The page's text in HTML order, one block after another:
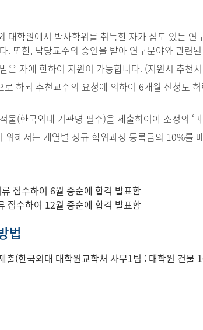
대학원에서 박사학위를 취득한 자가 심도 있는
. 또한, 담당교수의 승인을 받아 연구분야와 관련
은 자에 한하여 지원이 가능합니다. (지원시 추천
하되 추천교수의 요청에 의하여 6개월 신청도
물(한국외대 기관명 필수)을 제출하여야 소정의 ‘
위해서는 계열별 정규 학위과정 등록금의 10%를
접수하여 6월 중순에 합격 발표함
접수하여 12월 중순에 합격 발표함
법
출(한국외대 대학원교학처 사무1팀 : 대학원 건물